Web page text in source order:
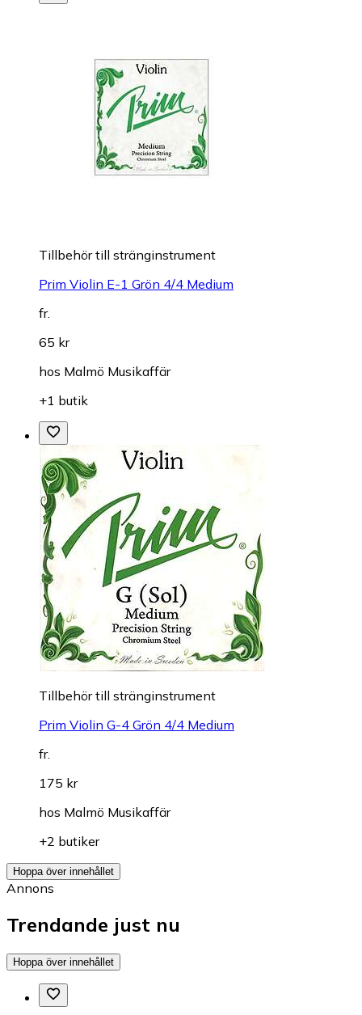
Till­be­hör till stränginstrument
Prim Violin E-1 Grön 4/4 Medium
fr.
65 kr
hos Malmö Musikaffär
+1 butik
Till­be­hör till stränginstrument
Prim Violin G-4 Grön 4/4 Medium
fr.
175 kr
hos Malmö Musikaffär
+2 butiker
Hoppa över innehållet
Annons
Trendande just nu
Hoppa över innehållet